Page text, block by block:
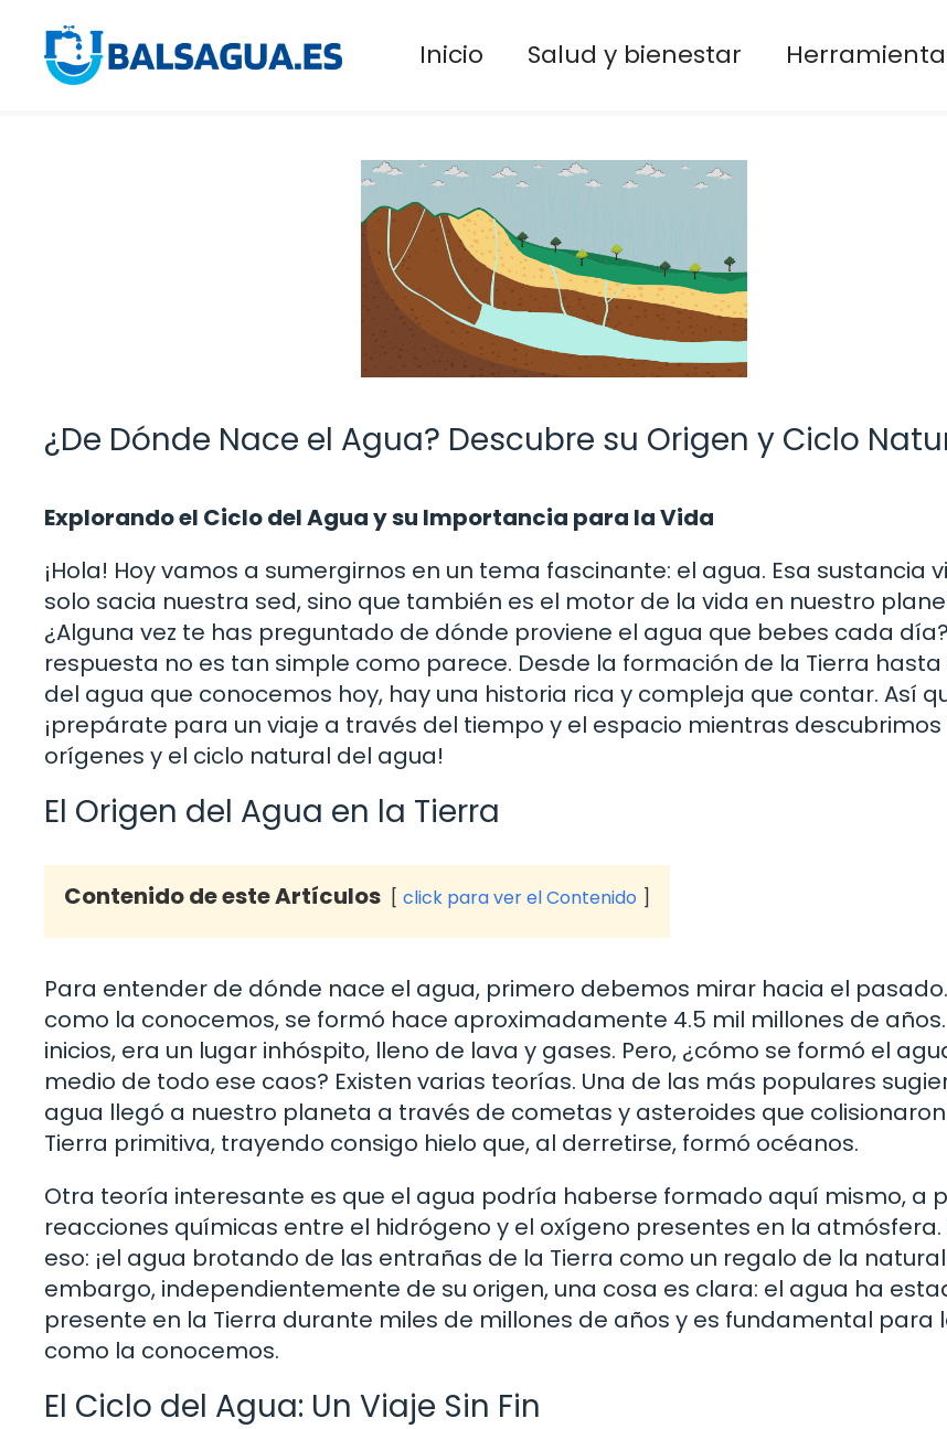
contenido
Inicio Salud y bienestar
¿De Dónde Nace el Agua? Descubre su Origen y Ciclo
Explorando el Ciclo del Agua y su Importancia para la Vida
¡Hola! Hoy vamos a sumergirnos en un tema fascinante: el agua. Esa sustancia
solo sacia nuestra sed, sino que también es el motor de la vida en nuestro
¿Alguna vez te has preguntado de dónde proviene el agua que bebes cada
respuesta no es tan simple como parece. Desde la formación de la Tierra hasta
del agua que conocemos hoy, hay una historia rica y compleja que contar. Así
¡prepárate para un viaje a través del tiempo y el espacio mientras descubrimos
orígenes y el ciclo natural del agua!
El Origen del Agua en la Tierra
Contenido de este Artículos click para ver el Contenido
Para entender de dónde nace el agua, primero debemos mirar hacia el pasado.
como la conocemos, se formó hace aproximadamente 4.5 mil millones de años.
inicios, era un lugar inhóspito, lleno de lava y gases. Pero, ¿cómo se formó el
medio de todo ese caos? Existen varias teorías. Una de las más populares
agua llegó a nuestro planeta a través de cometas y asteroides que
Tierra primitiva, trayendo consigo hielo que, al derretirse, formó océanos.
Otra teoría interesante es que el agua podría haberse formado aquí mismo, a
reacciones químicas entre el hidrógeno y el oxígeno presentes en la
eso: ¡el agua brotando de las entrañas de la Tierra como un regalo de la
embargo, independientemente de su origen, una cosa es clara: el agua ha
presente en la Tierra durante miles de millones de años y es fundamental para
como la conocemos.
El Ciclo del Agua: Un Viaje Sin Fin